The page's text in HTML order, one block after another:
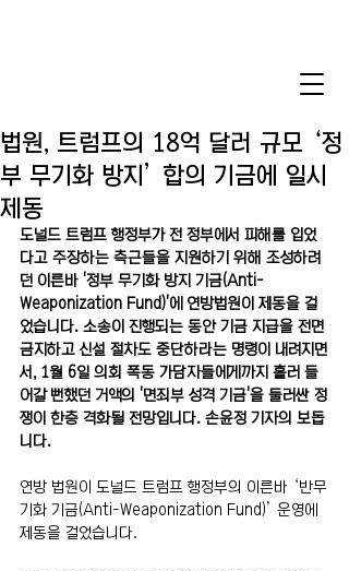
법원, 트럼프의 18억 달러 규모 ‘정
부 무기화 방지’ 합의 기금에 일시
제동
도널드 트럼프 행정부가 전 정부에서 피해를 입었
다고 주장하는 측근들을 지원하기 위해 조성하려
던 이른바 '정부 무기화 방지 기금(Anti-
Weaponization Fund)'에 연방법원이 제동을 걸
었습니다. 소송이 진행되는 동안 기금 지급을 전면
금지하고 신설 절차도 중단하라는 명령이 내려지면
서, 1월 6일 의회 폭동 가담자들에게까지 흘러 들
어갈 뻔했던 거액의 '면죄부 성격 기금'을 둘러싼 정
쟁이 한층 격화될 전망입니다. 손윤정 기자의 보돕
니다.
연방 법원이 도널드 트럼프 행정부의 이른바 ‘반무
기화 기금(Anti-Weaponization Fund)’ 운영에
제동을 걸었습니다.